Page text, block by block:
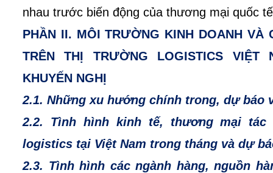
nhau trước biến động của thương mại quốc tế
PHẦN II. MÔI TRƯỜNG KINH DOANH VÀ
TRÊN THỊ TRƯỜNG LOGISTICS
KHUYẾN NGHỊ
2.1. Những xu hướng chính trong, dự báo
2.2. Tình hình kinh tế, thương mại
logistics tại Việt Nam trong tháng và dự
2.3. Tình hình các ngành hàng, nguồn